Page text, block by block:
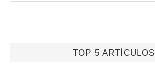
TOP 5 ARTÍCULOS